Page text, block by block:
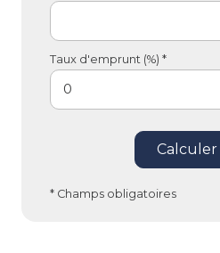
Taux d'emprunt (%) *
Calculer
* Champs obligatoires